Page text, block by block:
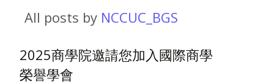
All posts by NCCUC_BGS
2025商學院邀請您加入國際商學
榮譽學會